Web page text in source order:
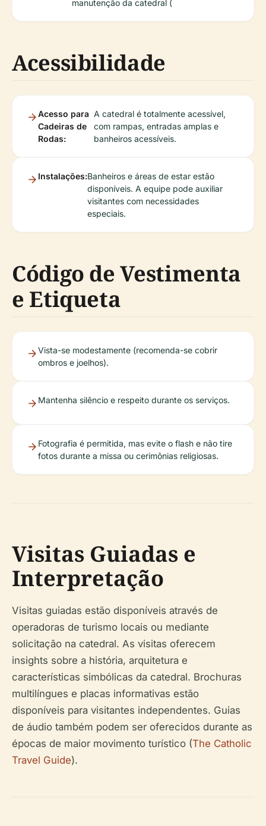
manutenção da catedral (
Acessibilidade
Acesso para
Cadeiras de
Rodas:
A catedral é totalmente acessível,
com rampas, entradas amplas e
banheiros acessíveis.
Instalações:Banheiros e áreas de estar estão
disponíveis. A equipe pode auxiliar
visitantes com necessidades
especiais.
Código de Vestimenta
e Etiqueta
Vista-se modestamente (recomenda-se cobrir
ombros e joelhos).
Mantenha silêncio e respeito durante os serviços.
Fotografia é permitida, mas evite o flash e não tire
fotos durante a missa ou cerimônias religiosas.
Visitas Guiadas e
Interpretação
Visitas guiadas estão disponíveis através de
operadoras de turismo locais ou mediante
solicitação na catedral. As visitas oferecem
insights sobre a história, arquitetura e
características simbólicas da catedral. Brochuras
multilíngues e placas informativas estão
disponíveis para visitantes independentes. Guias
de áudio também podem ser oferecidos durante as
épocas de maior movimento turístico (The Catholic
Travel Guide).